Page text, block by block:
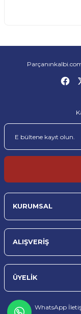
ORİJİNAL ÜRÜN
%100 orijinal ürün garantisi
MÜŞTERİ DESTEĞİ
Profesyonel müşteri desteği
Toptan ve perakende satış
KURUMSAL
ALIŞVERİŞ
ÜYELİK
WhatsApp